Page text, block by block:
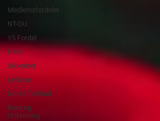
Medlemsfordeler
NT-OU
YS Fordel
HMS
Sikkerhet
Ledelse
Norsk Tollblad
Kurs og
Utdanning